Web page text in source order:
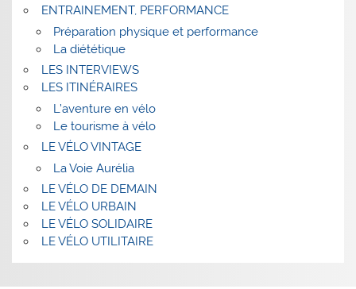
ENTRAINEMENT, PERFORMANCE
Préparation physique et performance
La diététique
LES INTERVIEWS
LES ITINÉRAIRES
L’aventure en vélo
Le tourisme à vélo
LE VÉLO VINTAGE
La Voie Aurélia
LE VÉLO DE DEMAIN
LE VÉLO URBAIN
LE VÉLO SOLIDAIRE
LE VÉLO UTILITAIRE